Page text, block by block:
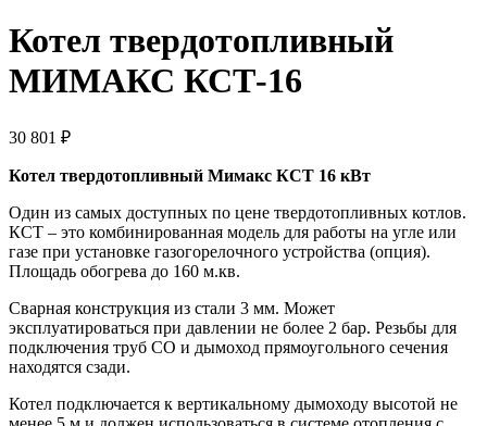
Котел твердотопливный
МИМАКС КСТ-16
30 801 ₽
Котел твердотопливный Мимакс КСТ 16 кВт
Один из самых доступных по цене твердотопливных котлов.
КСТ – это комбинированная модель для работы на угле или
газе при установке газогорелочного устройства (опция).
Площадь обогрева до 160 м.кв.
Сварная конструкция из стали 3 мм. Может
эксплуатироваться при давлении не более 2 бар. Резьбы для
подключения труб СО и дымоход прямоугольного сечения
находятся сзади.
Котел подключается к вертикальному дымоходу высотой не